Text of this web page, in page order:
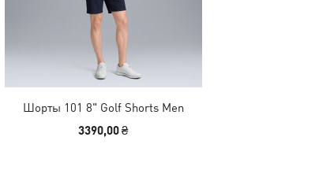
Шорты 101 8" Golf Shorts Men
3390,00 ₴